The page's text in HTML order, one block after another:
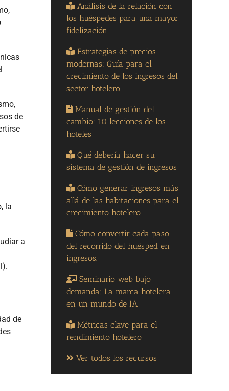
de
la
a
de
Análisis de la relación con
los huéspedes para una mayor
fidelización.
Estrategias de precios
modernas: Guía para el
crecimiento de los ingresos del
sector hotelero
Manual de gestión del
cambio: 10 lecciones de los
hoteles
Qué debería hacer su
sistema de gestión de ingresos
Cómo generar ingresos más
allá de las habitaciones para el
crecimiento hotelero
Cómo convertir cada paso
del recorrido del huésped en
ingresos.
Seminario web bajo
demanda: La marca hotelera
en un mundo de IA
Métricas clave para el
rendimiento hotelero
Ver todos los recursos